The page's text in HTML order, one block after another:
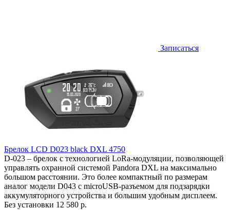
Записаться
Брелок LCD D023 black DXL 4750
D-023 – брелок с технологией LoRa-модуляции, позволяющей
управлять охранной системой Pandora DXL на максимально
большом расстоянии. Это более компактный по размерам
аналог модели D043 с microUSB-разъемом для подзарядки
аккумуляторного устройства и большим удобным дисплеем.
Без установки 12 580 р.